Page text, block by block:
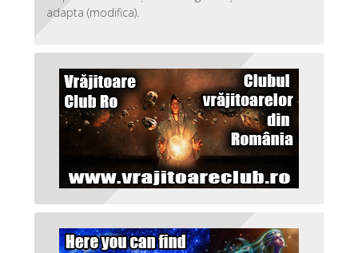
adapta (modifica).